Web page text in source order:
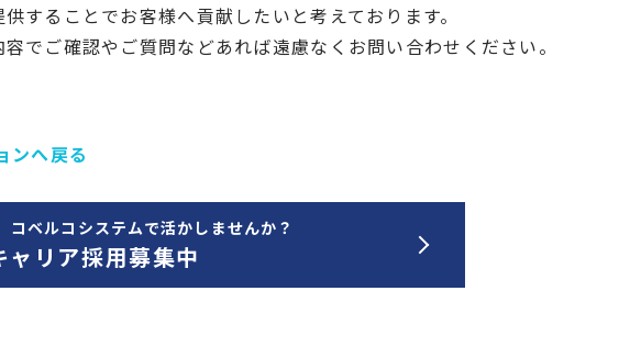
することでお客様へ貢献したいと考えております。
でご確認やご質問などあれば遠慮なくお問い合わせください。
ンへ戻る
コベルコシステムで活かしませんか？
ャリア採用募集中